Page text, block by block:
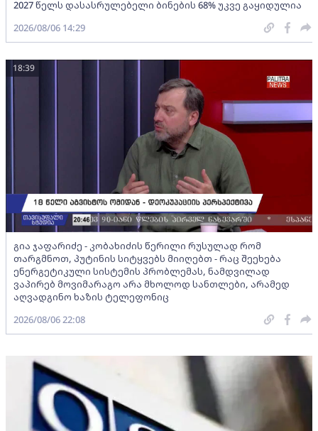
2027 წელს დასასრულებელი ბინების 68% უკვე გაყიდულია
2026/08/06 14:29
გია ჯაფარიძე - კობახიძის წერილი რუსულად რომ
თარგმნოთ, პუტინის სიტყვებს მიიღებთ - რაც შეეხება
ენერგეტიკული სისტემის პრობლემას, ნამდვილად
ვაპირებ მოვიმარაგო არა მხოლოდ სანთლები, არამედ
აღვადგინო ხაზის ტელეფონიც
18:39
2026/08/06 22:08